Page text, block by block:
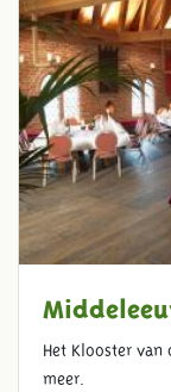
Het Klooster
meer.